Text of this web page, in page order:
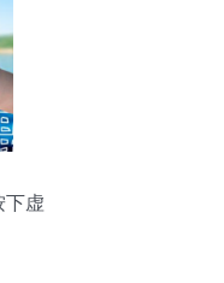
下虚